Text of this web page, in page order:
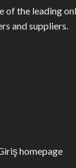
of the leading
and suppliers.
homepage